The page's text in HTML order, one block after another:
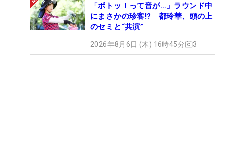
「ボトッ！って音が…」ラウンド中
にまさかの珍客!? 都玲華、頭の上
のセミと“共演”
2026年8月6日 (木) 16時45分 3